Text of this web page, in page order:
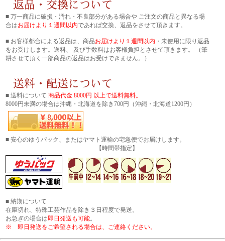
■ 万一商品に破損・汚れ・不良部分がある場合や ご注文の商品と異なる場
合はお届けより１週間以内であれば交換、返品をさせて頂きます。
■ お客様都合による返品は、商品お届けより１週間以内 ・未使用に限り返品
をお受けします。送料、 及び手数料はお客様負担とさせて頂きます。 （筆
耕させて頂く一部商品の返品はお受けできません。）
■ 送料について 商品代金 8000円 以上で送料無料。
8000円未満の場合は沖縄・北海道を除き700円（沖縄・北海道1200円）
■ 安心のゆうパック、またはヤマト運輸の宅急便でお届けします。
【時間帯指定】
■ 納期について
在庫切れ、特殊工芸作品を除き３日程度で発送。
お急ぎの場合は即日発送も可能。
※ 即日発送をご希望される場合は、ご連絡ください。